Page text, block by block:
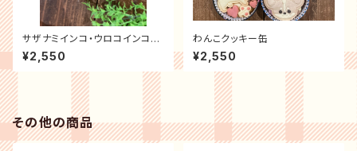
サザナミインコ・ウロコインコク
ッキー缶
¥2,550
わんこクッキー缶
¥2,550
その他の商品